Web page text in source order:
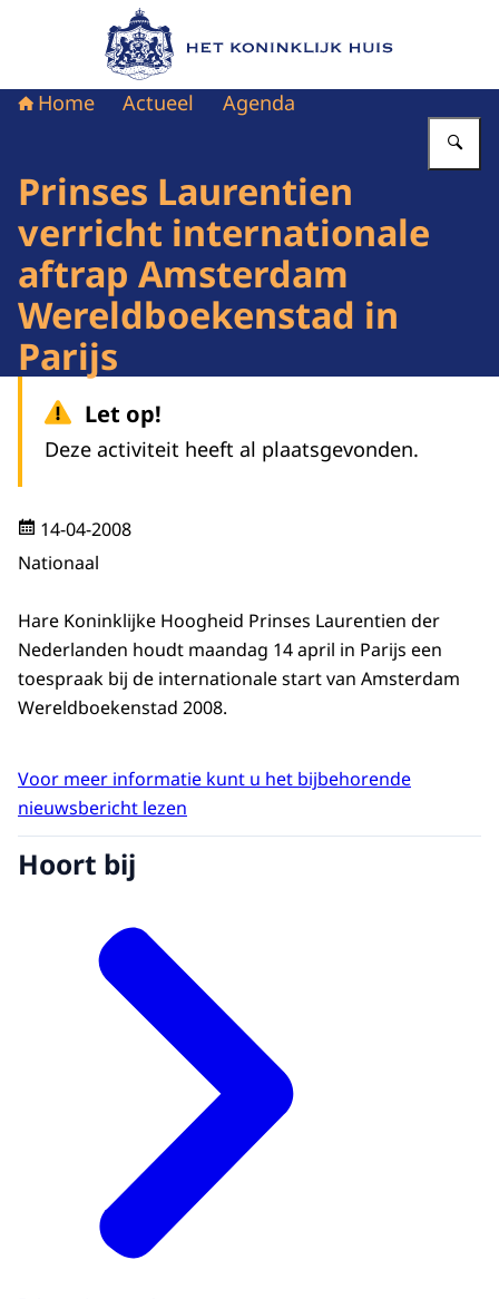
Naar de homepage van Het Koninklijk Huis
Home Actueel Agenda
Prinses Laurentien
verricht internationale
aftrap Amsterdam
Wereldboekenstad in
Parijs
Let op!
Deze activiteit heeft al plaatsgevonden.
14-04-2008
Nationaal
Hare Koninklijke Hoogheid Prinses Laurentien der
Nederlanden houdt maandag 14 april in Parijs een
toespraak bij de internationale start van Amsterdam
Wereldboekenstad 2008.
Voor meer informatie kunt u het bijbehorende
nieuwsbericht lezen
Hoort bij